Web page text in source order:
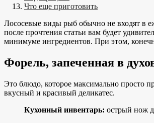
Что еще приготовить
Лососевые виды рыб обычно не входят в
после прочтения статьи вам будет
минимуме ингредиентов. При этом,
Форель, запеченная в
Это блюдо, которое максимально просто
вкусный и красивый деликатес.
Кухонный инвентарь: острый нож